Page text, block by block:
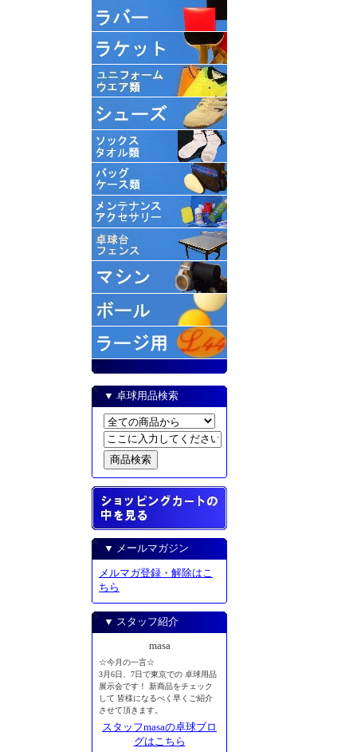
▼ 卓球用品検索
▼ メールマガジン
メルマガ登録・解除はこ
ちら
▼ スタッフ紹介
masa
☆今月の一言☆
3月6日、7日で東京での 卓球用品
展示会です！ 新商品をチェック
して 皆様になるべく早くご紹介
させて頂きます。
スタッフmasaの卓球ブロ
グはこちら